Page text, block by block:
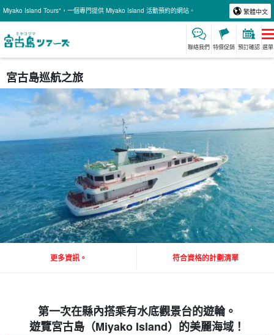
Miyako Island Tours"，一個專門提供 Miyako Island 活動預約的網站。 繁體中文
聯絡我們 特價促銷 預訂確認 選單
宮古島巡航之旅
更多資訊。 符合資格的計劃清單
第一次在縣內搭乘有水底觀景台的遊輪。
遊覽宮古島（Miyako Island）的美麗海域！